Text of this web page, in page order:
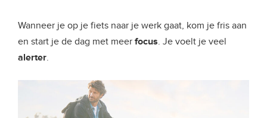
Wanneer je op je fiets naar je werk gaat, kom je fris aan
en start je de dag met meer focus. Je voelt je veel
alerter.